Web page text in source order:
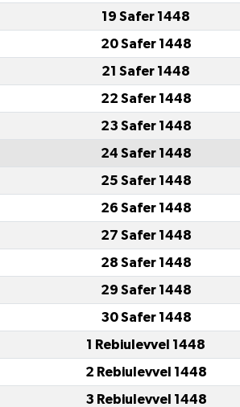
19 Safer 1448
20 Safer 1448
21 Safer 1448
22 Safer 1448
23 Safer 1448
24 Safer 1448
25 Safer 1448
26 Safer 1448
27 Safer 1448
28 Safer 1448
29 Safer 1448
30 Safer 1448
1 Rebiulevvel 1448
2 Rebiulevvel 1448
3 Rebiulevvel 1448